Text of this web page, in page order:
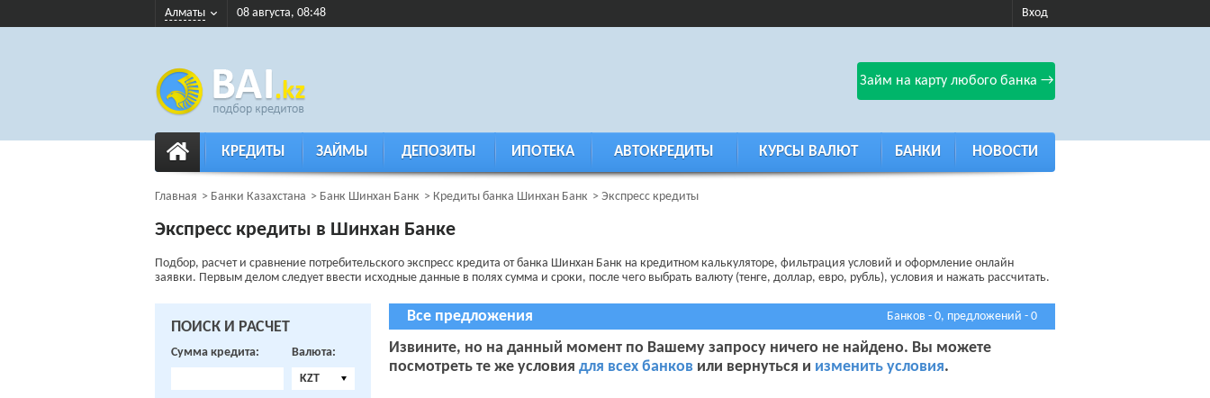
Алматы 08 августа, 08:48 Вход
Займ на карту любого банка →
КРЕДИТЫ ЗАЙМЫ ДЕПОЗИТЫ ИПОТЕКА АВТОКРЕДИТЫ КУРСЫ ВАЛЮТ БАНКИ НОВОСТИ
Главная Банки Казахстана Банк Шинхан Банк Кредиты банка Шинхан Банк Экспресс кредиты
Экспресс кредиты в Шинхан Банке
Подбор, расчет и сравнение потребительского экспресс кредита от банка Шинхан Банк на кредитном калькуляторе, фильтрация условий и оформление онлайн
заявки. Первым делом следует ввести исходные данные в полях сумма и сроки, после чего выбрать валюту (тенге, доллар, евро, рубль), условия и нажать рассчитать.
Все предложения Банков - 0, предложений - 0
Извините, но на данный момент по Вашему запросу ничего не найдено. Вы можете
посмотреть те же условия для всех банков или вернуться и изменить условия.
ПОИСК И РАСЧЕТ
Сумма кредита:
Валюта:
KZT